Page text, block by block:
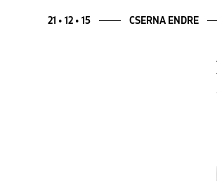
21 • 12 • 15 CSERNA ENDRE